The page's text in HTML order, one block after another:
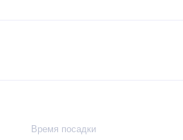
Время посадки